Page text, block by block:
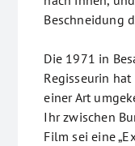
Beschneidung
Die 1971 in
Regisseurin
einer Art
Ihr zwischen
Film sei eine